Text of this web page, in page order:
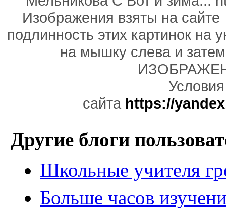
Изображения взяты на
подлинность этих картинок на
на мышку слева и
сайта https://
Другие блоги
Школьные учителя
Больше часов